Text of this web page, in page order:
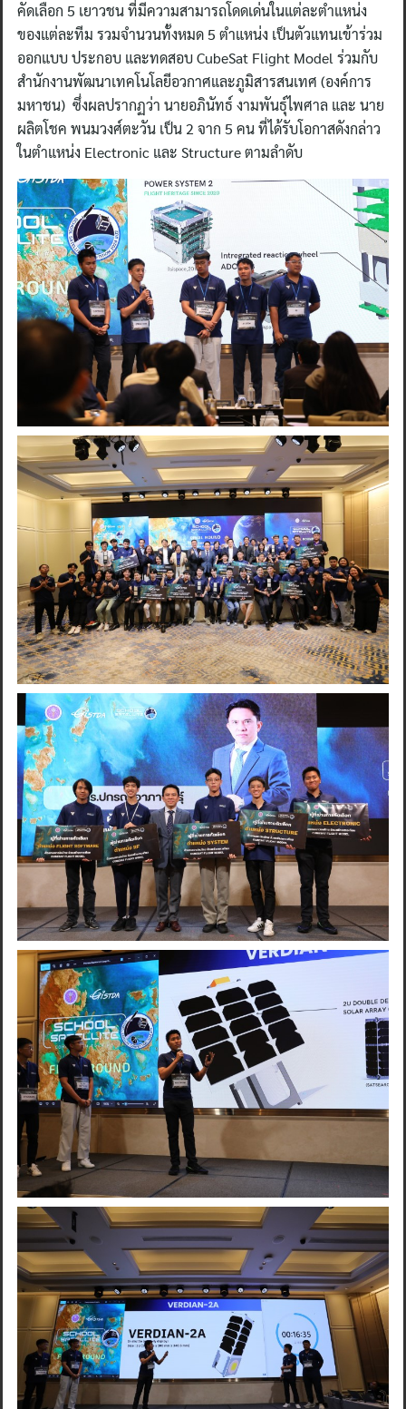
คัดเลือก 5 เยาวชน ที่มีความสามารถโดดเด่นในแต่ละตำแหน่ง
ของแต่ละทีม รวมจำนวนทั้งหมด 5 ตำแหน่ง เป็นตัวแทนเข้าร่วม
ออกแบบ ประกอบ และทดสอบ CubeSat Flight Model ร่วมกับ
สำนักงานพัฒนาเทคโนโลยีอวกาศและภูมิสารสนเทศ (องค์การ
มหาชน) ซึ่งผลปรากฏว่า นายอภินัทธ์ งามพันธุ์ไพศาล และ นาย
ผลิตโชค พนมวงศ์ตะวัน เป็น 2 จาก 5 คน ที่ได้รับโอกาสดังกล่าว
ในตำแหน่ง Electronic และ Structure ตามลำดับ